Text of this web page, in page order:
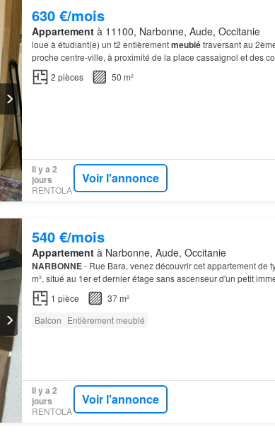
630 €/mois
Appartementà 11100, Narbonne, Aude, Occitanie
loue à étudiant(e) un t2 entièrementmeublétraversant au
proche centre-ville, à proximité de la place cassaignol et des
2 pièces 50 m²
Il y a 2
jours
RENTOLA
Voir l'annonce
540 €/mois
Appartementà Narbonne, Aude, Occitanie
NARBONNE- Rue Bara, venez découvrir cet appartement de
m², situé au 1er et dernier étage sans ascenseur d'un petit
une pièce à vivre avec un placard de rangement et cuisine…
1 pièce
37 m²
Balcon Entièrement meublé
Il y a 2
jours
RENTOLA
Voir l'annonce